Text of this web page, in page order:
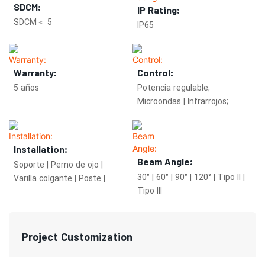
SDCM:
SDCM＜ 5
IP Rating:
IP65
Warranty:
5 años
Control:
Potencia regulable;
Microondas | Infrarrojos;
Installation:
Soporte | Perno de ojo |
Varilla colgante | Poste |
Beam Angle:
30° | 60° | 90° | 120° | Tipo II |
Tipo III
Project Customization